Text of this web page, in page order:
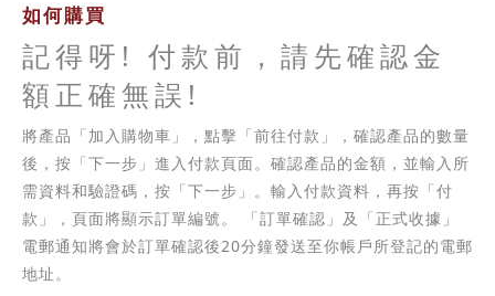
如何購買
記得呀! 付款前，請先確認金
額正確無誤!
將產品「加入購物車」，點擊「前往付款」，確認產品的數量
後，按「下一步」進入付款頁面。確認產品的金額，並輸入所
需資料和驗證碼，按「下一步」。輸入付款資料，再按「付
款」，頁面將顯示訂單編號。 「訂單確認」及「正式收據」
電郵通知將會於訂單確認後20分鐘發送至你帳戶所登記的電郵
地址。